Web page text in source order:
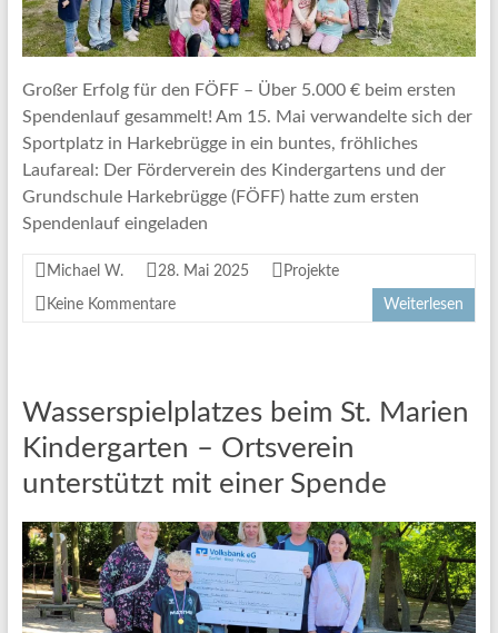
Großer Erfolg für den FÖFF – Über 5.000 € beim ersten
Spendenlauf gesammelt! Am 15. Mai verwandelte sich der
Sportplatz in Harkebrügge in ein buntes, fröhliches
Laufareal: Der Förderverein des Kindergartens und der
Grundschule Harkebrügge (FÖFF) hatte zum ersten
Spendenlauf eingeladen
Michael W. 28. Mai 2025 Projekte
Keine Kommentare Weiterlesen
Wasserspielplatzes beim St. Marien
Kindergarten – Ortsverein
unterstützt mit einer Spende